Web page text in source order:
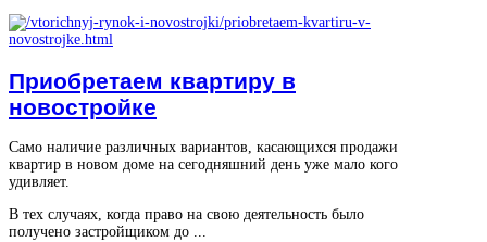
Приобретаем квартиру в
новостройке
Само наличие различных вариантов, касающихся продажи
квартир в новом доме на сегодняшний день уже мало кого
удивляет.
В тех случаях, когда право на свою деятельность было
получено застройщиком до ...